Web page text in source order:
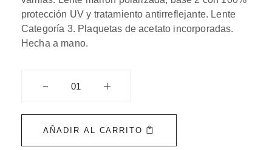
protección UV y tratamiento antirreflejante. Lente
Categoría 3. Plaquetas de acetato incorporadas.
Hecha a mano.
AÑADIR AL CARRITO